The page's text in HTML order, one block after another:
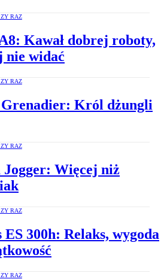
RAZ
Kawał dobrej roboty,
nie widać
RAZ
Grenadier: Król dżungli
RAZ
Jogger: Więcej niż
RAZ
ES 300h: Relaks, wygoda
RAZ